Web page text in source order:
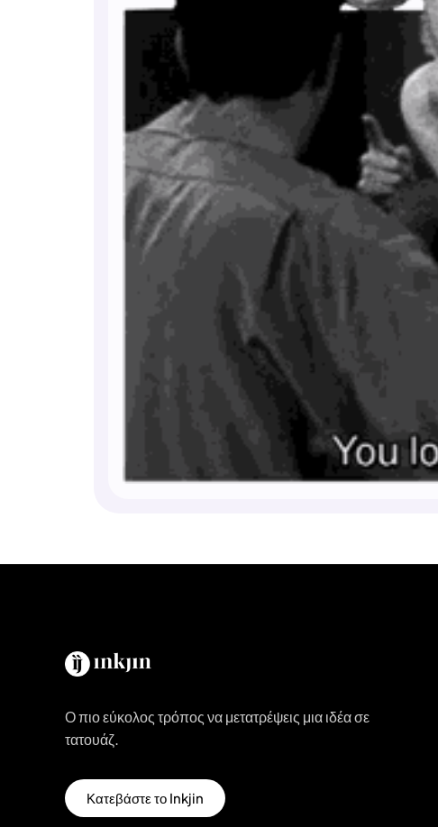
Ο πιο εύκολος τρόπος να μετατρέψεις μια ιδέα σε
τατουάζ.
Κατεβάστε το Inkjin